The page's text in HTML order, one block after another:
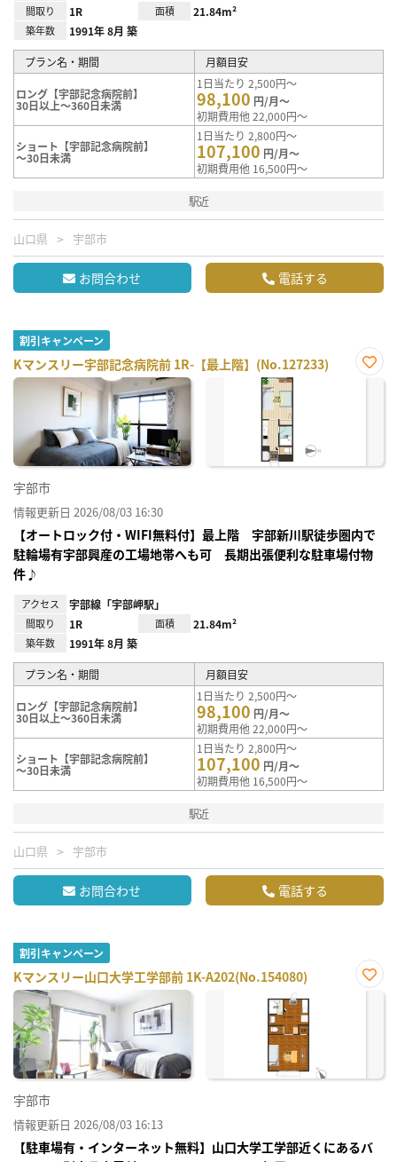
間取り 1R 面積 21.84m²
築年数 1991年 8月 築
プラン名・期間 月額目安
ロング【宇部記念病院前】
30日以上～360日未満
1日当たり 2,500円～
98,100 円/月～
初期費用他 22,000円～
ショート【宇部記念病院前】
～30日未満
1日当たり 2,800円～
107,100 円/月～
初期費用他 16,500円～
駅近
山口県 宇部市
お問合わせ 電話する
割引キャンペーン
Kマンスリー宇部記念病院前 1R-【最上階】(No.127233)
お気
宇部市
情報更新日 2026/08/03 16:30
【オートロック付・WIFI無料付】最上階 宇部新川駅徒歩圏内で
駐輪場有宇部興産の工場地帯へも可 長期出張便利な駐車場付物
件♪
アクセス 宇部線「宇部岬駅」
間取り 1R 面積 21.84m²
築年数 1991年 8月 築
プラン名・期間 月額目安
ロング【宇部記念病院前】
30日以上～360日未満
1日当たり 2,500円～
98,100 円/月～
初期費用他 22,000円～
ショート【宇部記念病院前】
～30日未満
1日当たり 2,800円～
107,100 円/月～
初期費用他 16,500円～
駅近
山口県 宇部市
お問合わせ 電話する
割引キャンペーン
Kマンスリー山口大学工学部前 1K-A202(No.154080)
お気
宇部市
情報更新日 2026/08/03 16:13
【駐車場有・インターネット無料】山口大学工学部近くにあるバ